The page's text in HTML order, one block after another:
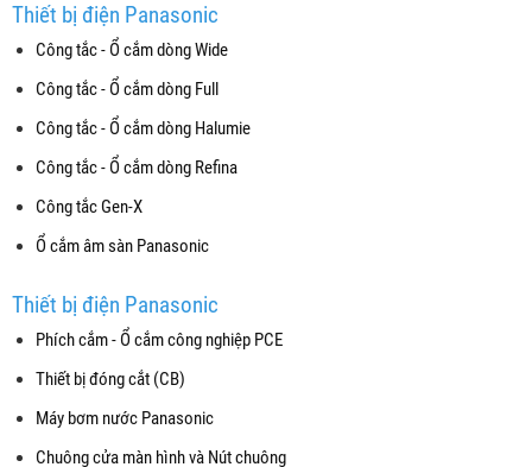
Thiết bị điện Panasonic
Công tắc - Ổ cắm dòng Wide
Công tắc - Ổ cắm dòng Full
Công tắc - Ổ cắm dòng Halumie
Công tắc - Ổ cắm dòng Refina
Công tắc Gen-X
Ổ cắm âm sàn Panasonic
Thiết bị điện Panasonic
Phích cắm - Ổ cắm công nghiệp PCE
Thiết bị đóng cắt (CB)
Máy bơm nước Panasonic
Chuông cửa màn hình và Nút chuông